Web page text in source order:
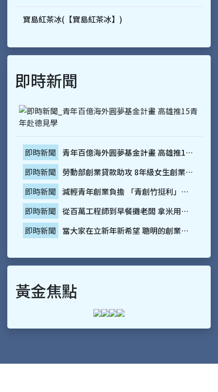
寶島紅茶冰(【寶島紅茶冰】)
即時新聞
即時新聞
青年百億海外圓夢基金計畫 高雄推15青年赴德見學
即時新聞
勞動部創業貸款助攻 8年級女生創業玩花藝
即時新聞
減輕青年創業負擔 「青創竹挺利」利息補貼助力圓夢
即時新聞
從百萬工程師到早餐攤老闆 拿米用一鍋湯走出低門檻加盟路
即時新聞
當大家在立新年新希望 聰明的創業者這樣修舊系統
黃金焦點